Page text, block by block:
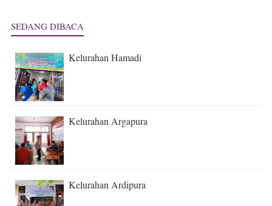
SEDANG DIBACA
Kelurahan Hamadi
Kelurahan Argapura
Kelurahan Ardipura